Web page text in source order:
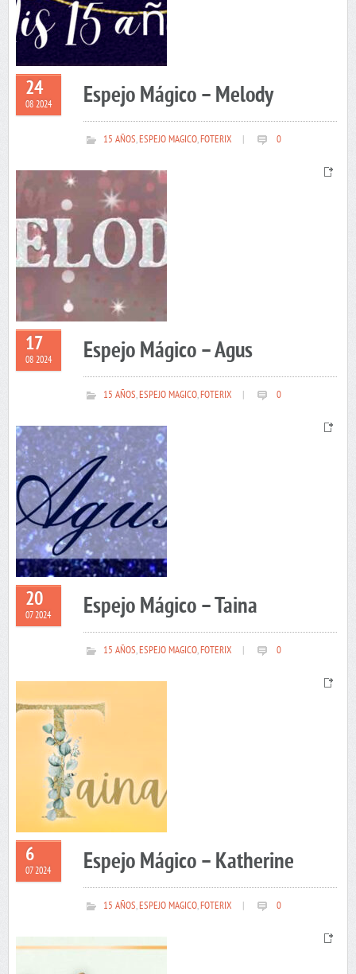
24
08 2024 Espejo Mágico – Melody
15 AÑOS,ESPEJO MAGICO,FOTERIX 0
17
08 2024 Espejo Mágico – Agus
15 AÑOS,ESPEJO MAGICO,FOTERIX 0
20
07 2024 Espejo Mágico – Taina
15 AÑOS,ESPEJO MAGICO,FOTERIX 0
6
07 2024 Espejo Mágico – Katherine
15 AÑOS,ESPEJO MAGICO,FOTERIX 0